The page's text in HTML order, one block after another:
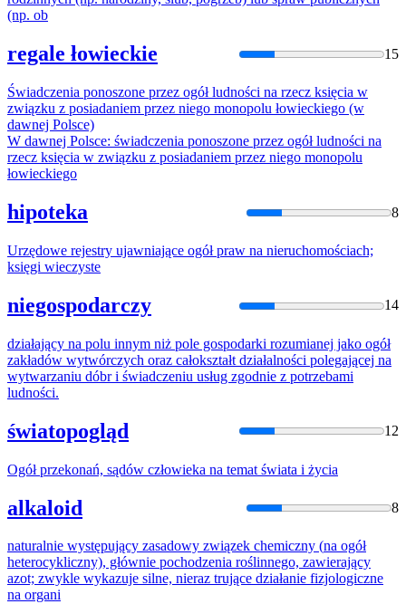
(np. ob
regale łowieckie 15
Świadczenia ponoszone przez ogółludności na rzecz księcia w
związku z posiadaniem przez niego monopolu łowieckiego (w
dawnej Polsce)
W dawnej Polsce: świadczenia ponoszone przez ogółludności na
rzecz księcia w związku z posiadaniem przez niego monopolu
łowieckiego
hipoteka 8
Urzędowe rejestry ujawniające ogółpraw na nieruchomościach;
księgi wieczyste
niegospodarczy 14
działający na polu innym niż pole gospodarki rozumianej jako ogół
zakładów wytwórczych oraz całokształt działalności polegającej na
wytwarzaniu dóbr i świadczeniu usług zgodnie z potrzebami
ludności.
światopogląd 12
Ogółprzekonań, sądów człowieka na temat świata i życia
alkaloid 8
naturalnie występujący zasadowy związek chemiczny (na ogół
heterocykliczny), głównie pochodzenia roślinnego, zawierający
azot; zwykle wykazuje silne, nieraz trujące działanie fizjologiczne
na organi